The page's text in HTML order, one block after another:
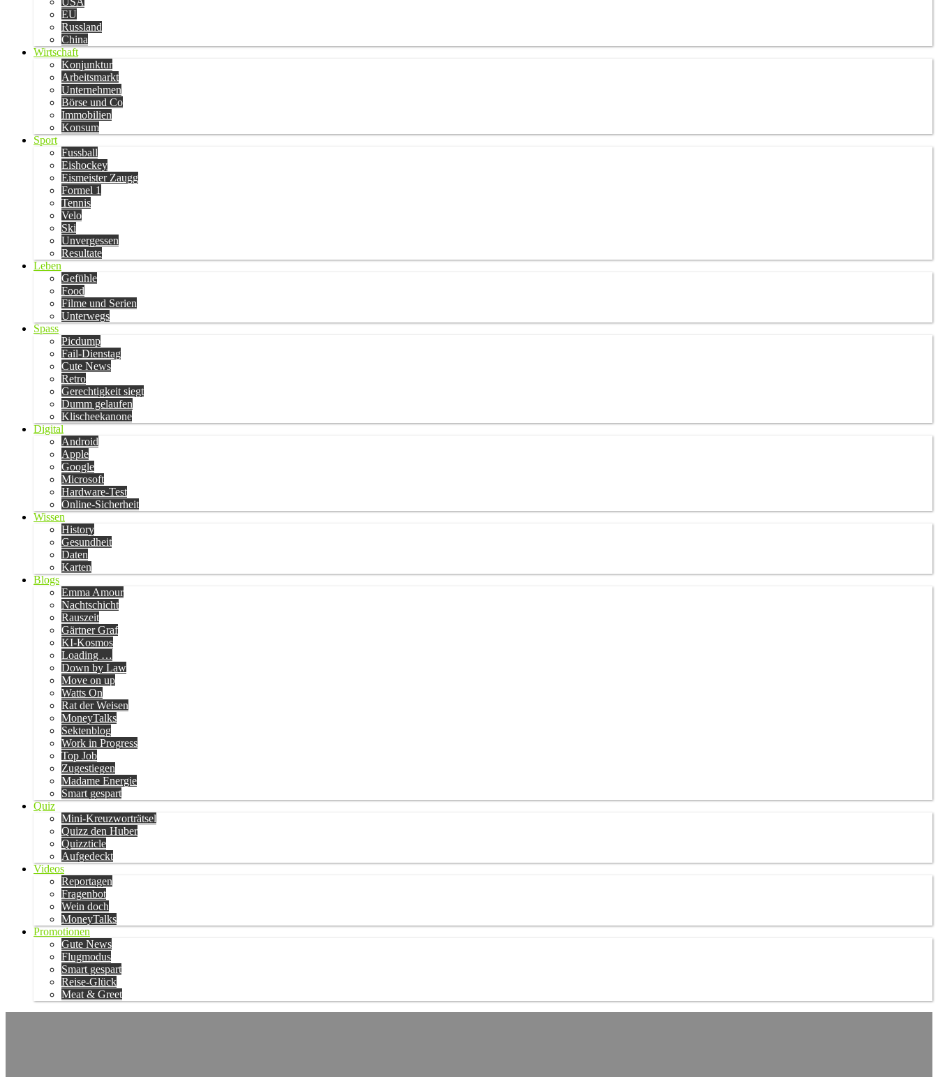
EU
Russland
China
Wirtschaft
Konjunktur
Arbeitsmarkt
Unternehmen
Börse und Co
Immobilien
Konsum
Sport
Fussball
Eishockey
Eismeister Zaugg
Formel 1
Tennis
Velo
Ski
Unvergessen
Resultate
Leben
Gefühle
Food
Filme und Serien
Unterwegs
Spass
Picdump
Fail-Dienstag
Cute News
Retro
Gerechtigkeit siegt
Dumm gelaufen
Klischeekanone
Digital
Android
Apple
Google
Microsoft
Hardware-Test
Online-Sicherheit
Wissen
History
Gesundheit
Daten
Karten
Blogs
Emma Amour
Nachtschicht
Rauszeit
Gärtner Graf
KI-Kosmos
Loading …
Down by Law
Move on up
Watts On
Rat der Weisen
MoneyTalks
Sektenblog
Work in Progress
Top Job
Zugestiegen
Madame Energie
Smart gespart
Quiz
Mini-Kreuzworträtsel
Quizz den Huber
Quizzticle
Aufgedeckt
Videos
Reportagen
Fragenbot
Wein doch
MoneyTalks
Promotionen
Gute News
Flugmodus
Smart gespart
Reise-Glück
Meat & Greet